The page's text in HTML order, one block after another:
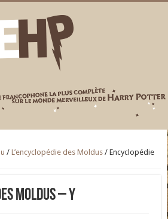
/ L’encyclopédie des Moldus / Encyclopédie
moldus – Y